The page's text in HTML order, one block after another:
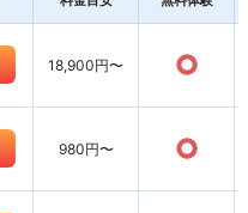
18,900円〜 ○
980円〜 ○